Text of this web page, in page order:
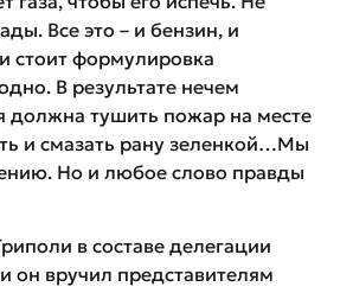
Все это – и бензин, и
стоит формулировка
В результате нечем
тушить пожар на месте
и смазать рану зеленкой…Мы
Но и любое слово правды
в составе делегации
он вручил представителям